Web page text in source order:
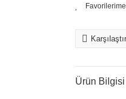
Karşılaştır
Ürün Bilgisi